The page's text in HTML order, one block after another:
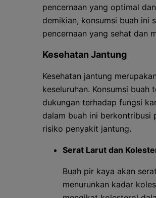
pencernaan yang optimal
demikian, konsumsi buah ini
pencernaan yang sehat dan
Kesehatan Jantung
Kesehatan jantung
keseluruhan. Konsumsi
dukungan terhadap fungsi
dalam buah ini berkontribusi
risiko penyakit jantung.
Serat Larut dan
Buah pir kaya akan
menurunkan kadar